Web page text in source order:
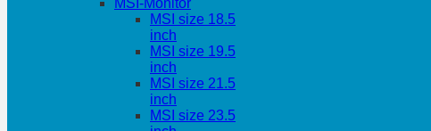
MSI-Monitor
MSI size 18.5
inch
MSI size 19.5
inch
MSI size 21.5
inch
MSI size 23.5